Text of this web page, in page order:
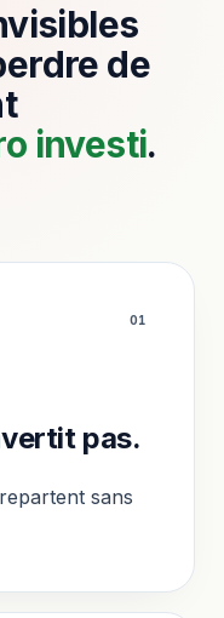
de
investi.
01
pas.
sans